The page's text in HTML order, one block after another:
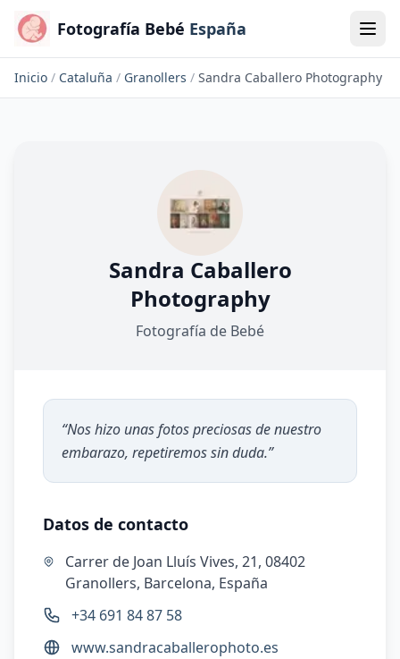
Fotografía Bebé España
Inicio / Cataluña / Granollers / Sandra Caballero Photography
Sandra Caballero
Photography
Fotografía de Bebé
“Nos hizo unas fotos preciosas de nuestro
embarazo, repetiremos sin duda.”
Datos de contacto
Carrer de Joan Lluís Vives, 21, 08402
Granollers, Barcelona, España
+34 691 84 87 58
www.sandracaballerophoto.es